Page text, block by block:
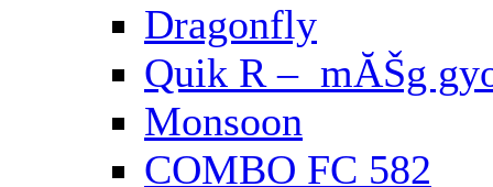
Dragonfly
Quik R – mĂŠg
Monsoon
COMBO FC 582